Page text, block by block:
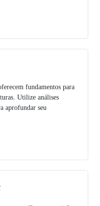
fundamentos para
Utilize análises
aprofundar seu